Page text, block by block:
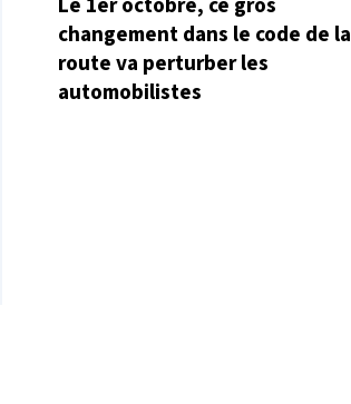
changement dans le code de la
route va perturber les
automobilistes